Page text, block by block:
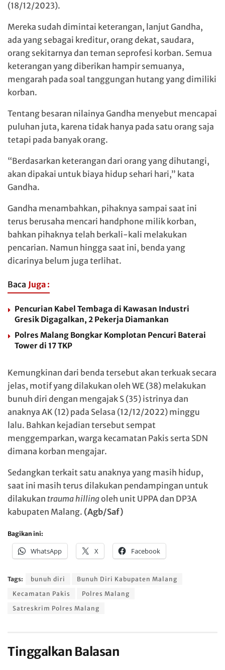
(18/12/2023).
Mereka sudah dimintai keterangan, lanjut Gandha,
ada yang sebagai kreditur, orang dekat, saudara,
orang sekitarnya dan teman seprofesi korban. Semua
keterangan yang diberikan hampir semuanya,
mengarah pada soal tanggungan hutang yang dimiliki
korban.
Tentang besaran nilainya Gandha menyebut mencapai
puluhan juta, karena tidak hanya pada satu orang saja
tetapi pada banyak orang.
“Berdasarkan keterangan dari orang yang dihutangi,
akan dipakai untuk biaya hidup sehari hari,” kata
Gandha.
Gandha menambahkan, pihaknya sampai saat ini
terus berusaha mencari handphone milik korban,
bahkan pihaknya telah berkali-kali melakukan
pencarian. Namun hingga saat ini, benda yang
dicarinya belum juga terlihat.
Baca Juga :
Pencurian Kabel Tembaga di Kawasan Industri
Gresik Digagalkan, 2 Pekerja Diamankan
Polres Malang Bongkar Komplotan Pencuri Baterai
Tower di 17 TKP
Kemungkinan dari benda tersebut akan terkuak secara
jelas, motif yang dilakukan oleh WE (38) melakukan
bunuh diri dengan mengajak S (35) istrinya dan
anaknya AK (12) pada Selasa (12/12/2022) minggu
lalu. Bahkan kejadian tersebut sempat
menggemparkan, warga kecamatan Pakis serta SDN
dimana korban mengajar.
Sedangkan terkait satu anaknya yang masih hidup,
saat ini masih terus dilakukan pendampingan untuk
dilakukan trauma hillingoleh unit UPPA dan DP3A
kabupaten Malang. (Agb/Saf)
Bagikan ini:
WhatsApp X Facebook
Tags: bunuh diri
Bunuh Diri Kabupaten Malang
Kecamatan Pakis
Polres Malang
Satreskrim Polres Malang
Tinggalkan Balasan